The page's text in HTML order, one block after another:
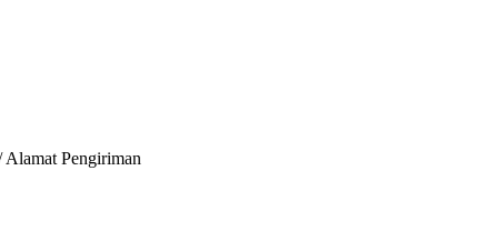
Pengiriman